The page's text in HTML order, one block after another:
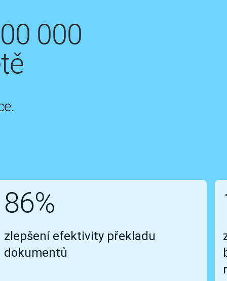
000
86%
zlepšení efektivity překladu
dokumentů